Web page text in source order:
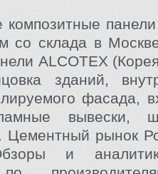
со склада в
ALCOTEX
зданий,
фасада,
вывески,
Цементный рынок
и